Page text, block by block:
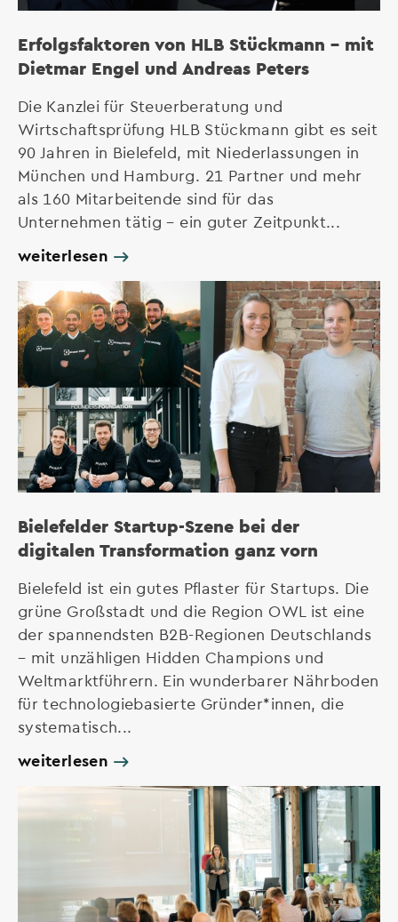
Erfolgsfaktoren von HLB Stückmann – mit
Dietmar Engel und Andreas Peters
Die Kanzlei für Steuerberatung und
Wirtschaftsprüfung HLB Stückmann gibt es seit
90 Jahren in Bielefeld, mit Niederlassungen in
München und Hamburg. 21 Partner und mehr
als 160 Mitarbeitende sind für das
Unternehmen tätig – ein guter Zeitpunkt...
weiterlesen
Bielefelder Startup-Szene bei der
digitalen Transformation ganz vorn
Bielefeld ist ein gutes Pflaster für Startups. Die
grüne Großstadt und die Region OWL ist eine
der spannendsten B2B-Regionen Deutschlands
– mit unzähligen Hidden Champions und
Weltmarktführern. Ein wunderbarer Nährboden
für technologiebasierte Gründer*innen, die
systematisch...
weiterlesen